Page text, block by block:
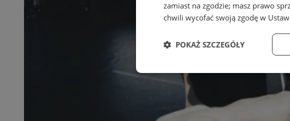
zamiast na zgodzie; masz prawo
chwili wycofać swoją zgodę w
POKAŻ SZCZEGÓŁY
Niezbędne Wydajność